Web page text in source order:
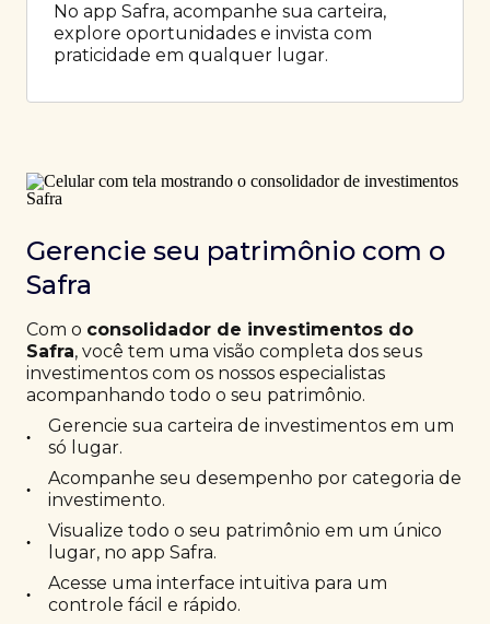
No app Safra, acompanhe sua carteira,
explore oportunidades e invista com
praticidade em qualquer lugar.
Gerencie seu patrimônio com o
Safra
Com o consolidador de investimentos do
Safra, você tem uma visão completa dos seus
investimentos com os nossos especialistas
acompanhando todo o seu patrimônio.
•
Gerencie sua carteira de investimentos em um
só lugar.
•
Acompanhe seu desempenho por categoria de
investimento.
•
Visualize todo o seu patrimônio em um único
lugar, no app Safra.
•
Acesse uma interface intuitiva para um
controle fácil e rápido.